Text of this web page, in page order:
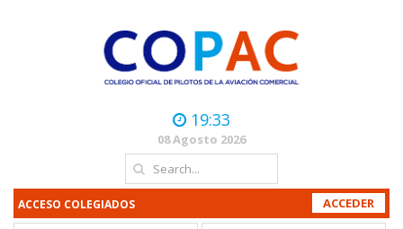
19:33
08 Agosto 2026
ACCESO COLEGIADOS